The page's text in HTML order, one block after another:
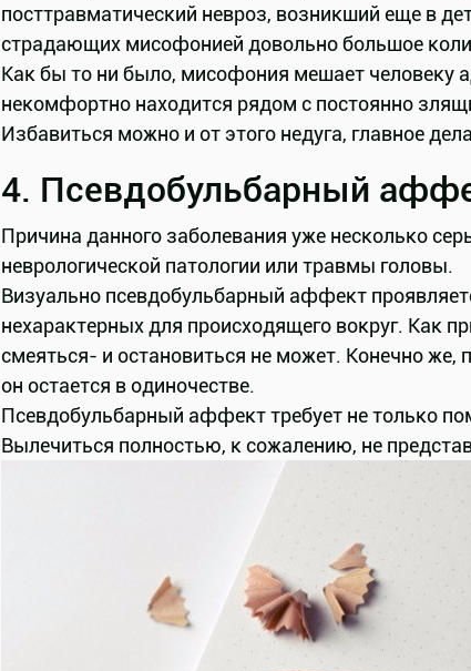
посттравматический невроз, возникший еще в
страдающих мисофонией довольно большое
Как бы то ни было, мисофония мешает человеку
некомфортно находится рядом с постоянно
Избавиться можно и от этого недуга, главное
4. Псевдобульбарный
Причина данного заболевания уже несколько
неврологической патологии или травмы головы.
Визуально псевдобульбарный аффект
нехарактерных для происходящего вокруг. Как
смеяться- и остановиться не может. Конечно же,
он остается в одиночестве.
Псевдобульбарный аффект требует не только
Вылечиться полностью, к сожалению, не